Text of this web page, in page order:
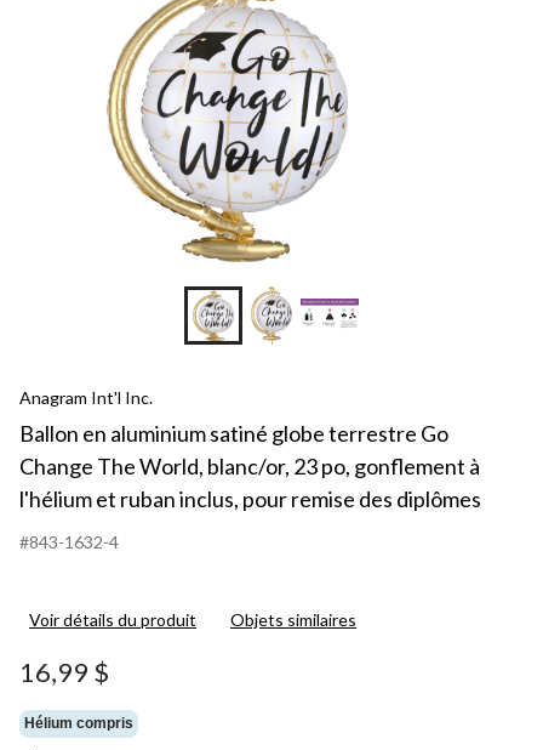
Anagram Int'l Inc.
Ballon en aluminium satiné globe terrestre Go
Change The World, blanc/or, 23 po, gonflement à
l'hélium et ruban inclus, pour remise des diplômes
#843-1632-4
Voir détails du produit Objets similaires
16,99 $
Hélium compris